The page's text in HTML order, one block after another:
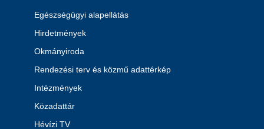
Egészségügyi alapellátás
Hirdetmények
Okmányiroda
Rendezési terv és közmű adattérkép
Intézmények
Közadattár
Hévízi TV